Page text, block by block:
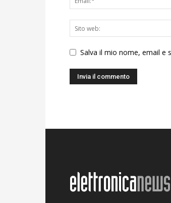
Salva il mio nome, email e